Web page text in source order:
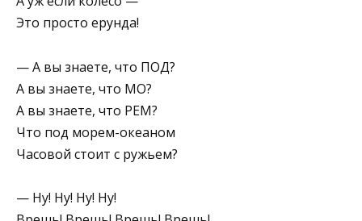
Это просто ерунда!
— А вы знаете, что ПОД?
А вы знаете, что МО?
А вы знаете, что РЕМ?
Что под морем-океаном
Часовой стоит с ружьем?
— Ну! Ну! Ну! Ну!